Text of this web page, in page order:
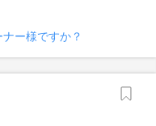
ー様ですか？